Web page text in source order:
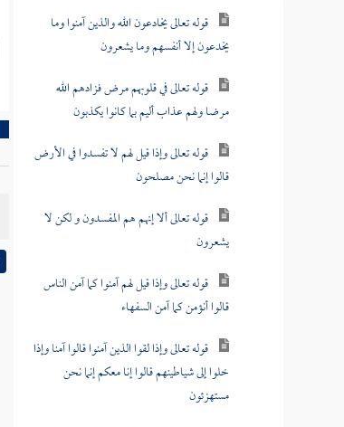
قوله تعالى يخادعون الله والذين آمنوا وما
يخدعون إلا أنفسهم وما يشعرون
قوله تعالى في قلوبهم مرض فزادهم الله
مرضا ولهم عذاب أليم بما كانوا يكذبون
قوله تعالى وإذا قيل لهم لا تفسدوا في الأرض
قالوا إنما نحن مصلحون
قوله تعالى ألا إنهم هم المفسدون و لكن لا
يشعرون
قوله تعالى وإذا قيل لهم آمنوا كما آمن الناس
قالوا أنؤمن كما آمن السفهاء
قوله تعالى وإذا لقوا الذين آمنوا قالوا آمنا وإذا
خلوا إلى شياطينهم قالوا إنا معكم إنما نحن
مستهزئون